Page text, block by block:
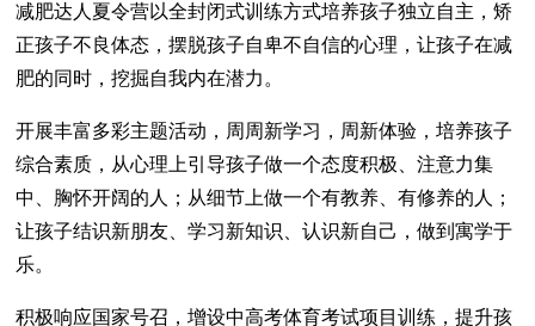
减肥达人夏令营以全封闭式训练方式培养孩子独立自主，矫
正孩子不良体态，摆脱孩子自卑不自信的心理，让孩子在减
肥的同时，挖掘自我内在潜力。
开展丰富多彩主题活动，周周新学习，周新体验，培养孩子
综合素质，从心理上引导孩子做一个态度积极、注意力集
中、胸怀开阔的人；从细节上做一个有教养、有修养的人；
让孩子结识新朋友、学习新知识、认识新自己，做到寓学于
乐。
积极响应国家号召，增设中高考体育考试项目训练，提升孩